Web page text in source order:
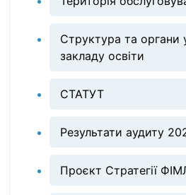
Структура та органи
закладу освіти
СТАТУТ
Результати аудиту
Проєкт Стратегії